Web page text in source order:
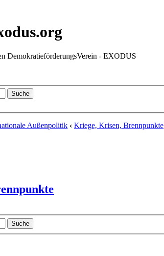
DemokratieförderungsVerein - EXODUS
Außenpolitik ‹ Kriege, Krisen, Brennpunkte